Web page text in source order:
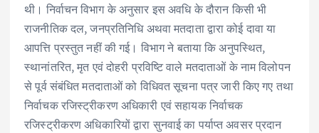
थी। निर्वाचन विभाग के अनुसार इस अवधि के दौरान किसी भी
राजनीतिक दल, जनप्रतिनिधि अथवा मतदाता द्वारा कोई दावा या
आपत्ति प्रस्तुत नहीं की गई। विभाग ने बताया कि अनुपस्थित,
स्थानांतरित, मृत एवं दोहरी प्रविष्टि वाले मतदाताओं के नाम विलोपन
से पूर्व संबंधित मतदाताओं को विधिवत सूचना पत्र जारी किए गए तथा
निर्वाचक रजिस्ट्रीकरण अधिकारी एवं सहायक निर्वाचक
रजिस्ट्रीकरण अधिकारियों द्वारा सुनवाई का पर्याप्त अवसर प्रदान